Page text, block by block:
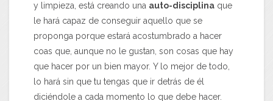
y limpieza, está creando una auto-disciplina que
le hará capaz de conseguir aquello que se
proponga porque estará acostumbrado a hacer
coas que, aunque no le gustan, son cosas que hay
que hacer por un bien mayor. Y lo mejor de todo,
lo hará sin que tu tengas que ir detrás de él
diciéndole a cada momento lo que debe hacer.